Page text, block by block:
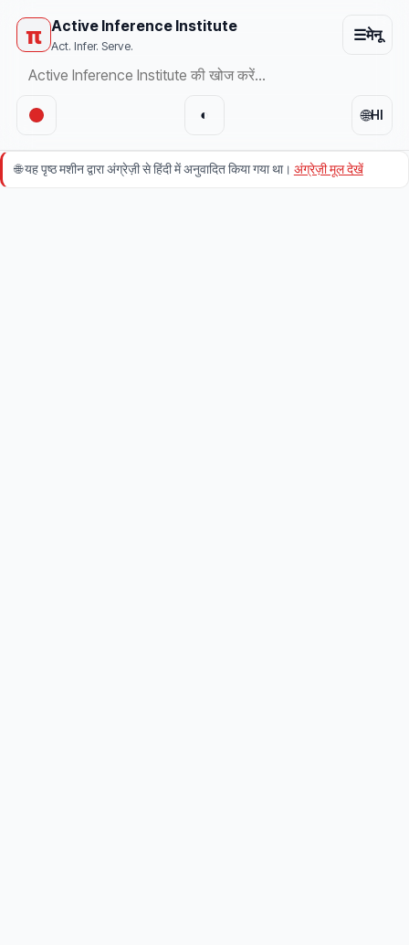
π Active Inference Institute
Act. Infer. Serve.
☰मेनू
🌐HI
◐
🌐यह पृष्ठ मशीन द्वारा अंग्रेज़ी से हिंदी में अनुवादित किया गया था। अंग्रेज़ी मूल देखें